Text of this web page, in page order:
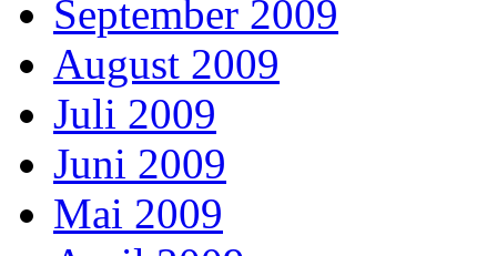
September 2009
August 2009
Juli 2009
Juni 2009
Mai 2009